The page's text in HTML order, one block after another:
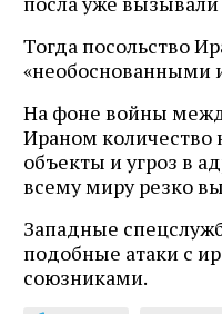
Тогда посольство
«необоснованными
На фоне войны
Ираном количество
объекты и угроз в
всему миру резко
Западные
подобные атаки с
союзниками.